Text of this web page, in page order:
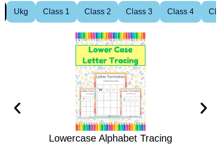
Ukg Class 1 Class 2 Class 3 Class 4
Lowercase Alphabet Tracing